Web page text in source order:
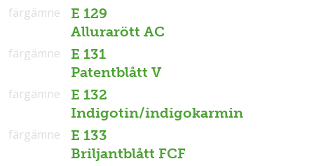
E 129
Allurarött AC
färgämne
E 131
Patentblått V
färgämne
E 132
Indigotin/indigokarmin
färgämne
E 133
Briljantblått FCF
färgämne